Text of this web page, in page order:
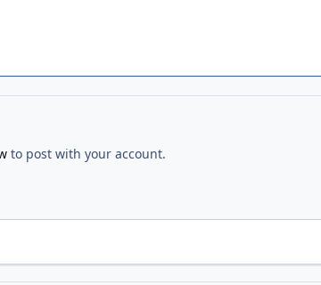
to post with your account.